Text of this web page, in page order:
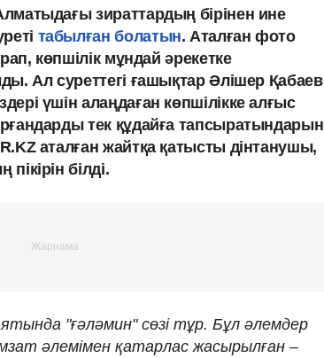
зираттардың бірінен ине
табылған болатын. Аталған фото
көпшілік мұндай әрекетке
Ал суреттегі ғашықтар Әлішер Қабаев
үшін алаңдаған көпшілікке алғыс
тек құдайға тапсыратындарын
аталған жайтқа қатысты дінтанушы,
білді.
"ғәләмин" сөзі тұр. Бұл әлемдер
әлемімен қатарлас жасырылған –